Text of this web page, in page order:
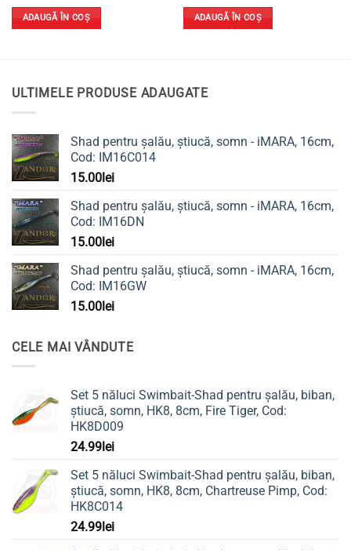
ADAUGĂ ÎN COȘ ADAUGĂ ÎN COȘ
ULTIMELE PRODUSE ADAUGATE
Shad pentru șalău, știucă, somn - iMARA, 16cm,
Cod: IM16C014
15.00lei
Shad pentru șalău, știucă, somn - iMARA, 16cm,
Cod: IM16DN
15.00lei
Shad pentru șalău, știucă, somn - iMARA, 16cm,
Cod: IM16GW
15.00lei
CELE MAI VÂNDUTE
Set 5 năluci Swimbait-Shad pentru șalău, biban,
știucă, somn, HK8, 8cm, Fire Tiger, Cod:
HK8D009
24.99 lei
Set 5 năluci Swimbait-Shad pentru șalău, biban,
știucă, somn, HK8, 8cm, Chartreuse Pimp, Cod:
HK8C014
24.99 lei